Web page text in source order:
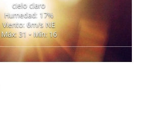
cielo claro
Humedad: 17%
Viento: 6m/s NE
Máx: 31 • Mín: 16